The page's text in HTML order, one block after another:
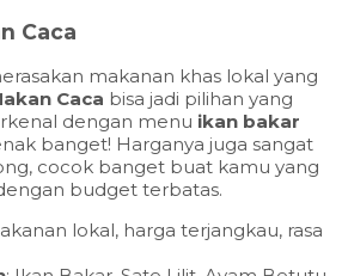
Caca
makanan khas lokal yang
Caca bisa jadi pilihan yang
dengan menu ikan bakar
banget! Harganya juga sangat
cocok banget buat kamu yang
budget terbatas.
lokal, harga terjangkau, rasa